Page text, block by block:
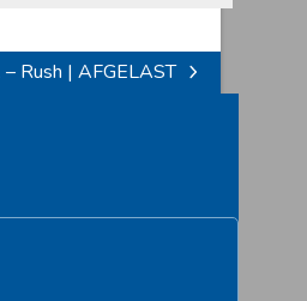
Rush | AFGELAST